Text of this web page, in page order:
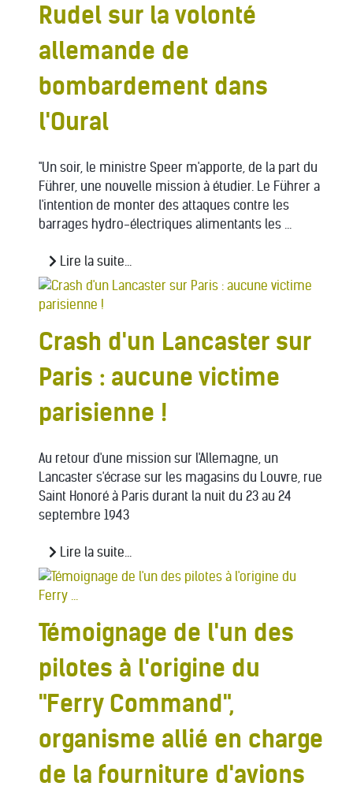
Rudel sur la volonté
allemande de
bombardement dans
l'Oural
"Un soir, le ministre Speer m'apporte, de la part du
Führer, une nouvelle mission à étudier. Le Führer a
l'intention de monter des attaques contre les
barrages hydro-électriques alimentants les ...
Lire la suite...
Crash d'un Lancaster sur
Paris : aucune victime
parisienne !
Au retour d'une mission sur l'Allemagne, un
Lancaster s'écrase sur les magasins du Louvre, rue
Saint Honoré à Paris durant la nuit du 23 au 24
septembre 1943
Lire la suite...
Témoignage de l'un des
pilotes à l'origine du
"Ferry Command",
organisme allié en charge
de la fourniture d'avions